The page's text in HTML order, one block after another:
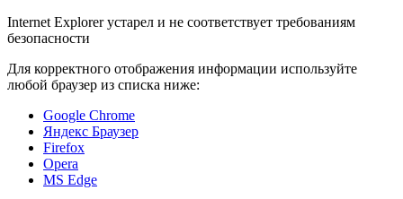
Internet Explorer устарел и не соответствует требованиям
безопасности
Для корректного отображения информации используйте
любой браузер из списка ниже:
Google Chrome
Яндекс Браузер
Firefox
Opera
MS Edge